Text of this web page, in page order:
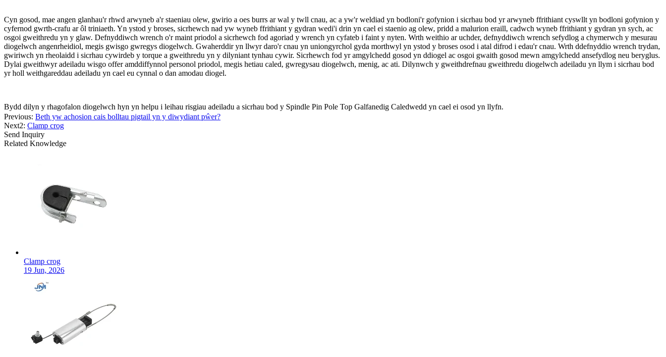
Cyn gosod, mae angen glanhau'r rhwd arwyneb a'r staeniau olew, gwirio a oes burrs ar wal y twll cnau, ac a yw'r weldiad yn bodloni'r gofynion i sicrhau bod yr arwyneb ffrithiant cyswllt yn bodloni gofynion y
cyfernod gwrth-crafu ar ôl triniaeth. Yn ystod y broses, sicrhewch nad yw wyneb ffrithiant y gydran wedi'i drin yn cael ei staenio ag olew, pridd a malurion eraill, cadwch wyneb ffrithiant y gydran yn sych, ac
osgoi gweithredu yn y glaw. Defnyddiwch wrench o'r maint priodol a sicrhewch fod agoriad y wrench yn cyfateb i faint y nyten. Wrth weithio ar uchder, defnyddiwch wrench sefydlog a chymerwch y mesurau
diogelwch angenrheidiol, megis gwisgo gwregys diogelwch. Gwaherddir yn llwyr daro'r cnau yn uniongyrchol gyda morthwyl yn ystod y broses osod i atal difrod i edau'r cnau. Wrth ddefnyddio wrench trydan,
gwiriwch yn rheolaidd i sicrhau cywirdeb y torque a gweithredu yn y dilyniant tynhau cywir. Sicrhewch fod yr amgylchedd gosod yn ddiogel ac osgoi gwaith gosod mewn amgylchedd ansefydlog neu beryglus.
Dylai gweithwyr adeiladu wisgo offer amddiffynnol personol priodol, megis hetiau caled, gwregysau diogelwch, menig, ac ati. Dilynwch y gweithdrefnau gweithredu diogelwch adeiladu yn llym i sicrhau bod
yr holl weithgareddau adeiladu yn cael eu cynnal o dan amodau diogel.
Bydd dilyn y rhagofalon diogelwch hyn yn helpu i leihau risgiau adeiladu a sicrhau bod y Spindle Pin Pole Top Galfanedig Caledwedd yn cael ei osod yn llyfn.
Previous: Beth yw achosion cais bolltau pigtail yn y diwydiant pŵer?
Next2: Clamp crog
Send Inquiry
Related Knowledge
Clamp crog
19 Jun, 2026